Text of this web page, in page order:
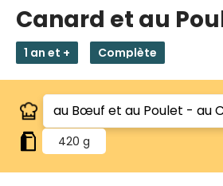
Canard et au
1 an et + Complète
420 g